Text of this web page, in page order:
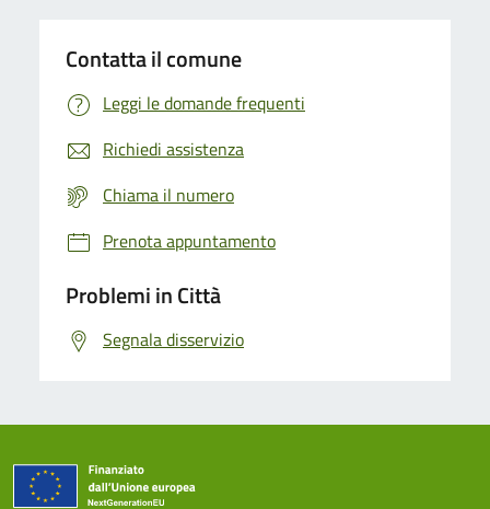
Contatta il comune
Leggi le domande frequenti
Richiedi assistenza
Chiama il numero
Prenota appuntamento
Problemi in Città
Segnala disservizio